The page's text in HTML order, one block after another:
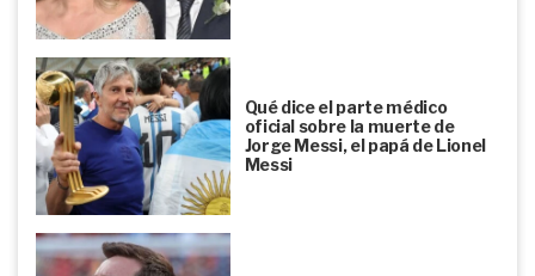
Qué dice el parte médico
oficial sobre la muerte de
Jorge Messi, el papá de Lionel
Messi